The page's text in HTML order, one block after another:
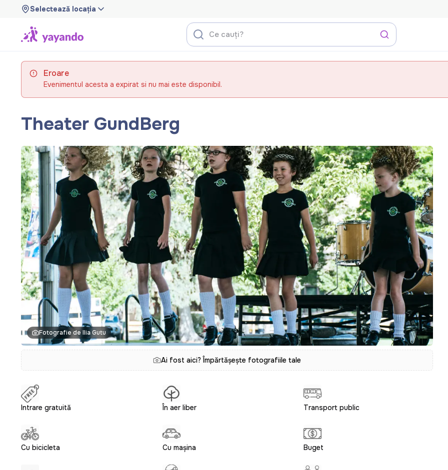
Selectează locația
Eroare
Evenimentul acesta a expirat si nu mai este disponibil.
Theater GundBerg
Fotografie de Ilia Gutu
Ai fost aici? Împărtășește fotografiile tale
Intrare gratuită În aer liber Transport public
Cu bicicleta Cu mașina Buget